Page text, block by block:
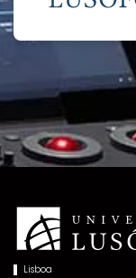
Lisboa